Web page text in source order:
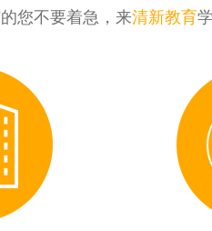
您不要着急，来清新教育